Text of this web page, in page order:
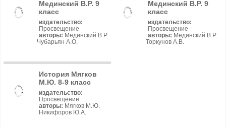
Мединский В.Р. 9
класс
издательство:
Просвещение
авторы: Мединский В.Р.
Чубарьян А.О.
Мединский В.Р. 9
класс
издательство:
Просвещение
авторы: Мединский В.Р.
Торкунов А.В.
История Мягков
М.Ю. 8-9 класс
издательство:
Просвещение
авторы: Мягков М.Ю.
Никифоров Ю.А.